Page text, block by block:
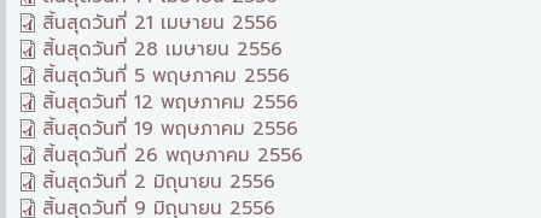
สิ้นสุดวันที่ 21 เมษายน 2556
สิ้นสุดวันที่ 28 เมษายน 2556
สิ้นสุดวันที่ 5 พฤษภาคม 2556
สิ้นสุดวันที่ 12 พฤษภาคม 2556
สิ้นสุดวันที่ 19 พฤษภาคม 2556
สิ้นสุดวันที่ 26 พฤษภาคม 2556
สิ้นสุดวันที่ 2 มิถุนายน 2556
สิ้นสุดวันที่ 9 มิถุนายน 2556